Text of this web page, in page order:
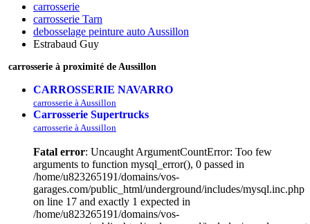
carrosserie
carrosserie Tarn
debosselage peinture auto Aussillon
Estrabaud Guy
carrosserie à proximité de Aussillon
CARROSSERIE NAVARRO
carrosserie à Aussillon
Carrosserie Supertrucks
carrosserie à Aussillon
Fatal error: Uncaught ArgumentCountError: Too few
arguments to function mysql_error(), 0 passed in
/home/u823265191/domains/vos-
garages.com/public_html/underground/includes/mysql.inc.php
on line 17 and exactly 1 expected in
/home/u823265191/domains/vos-